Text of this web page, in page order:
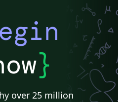
}
over 25 million